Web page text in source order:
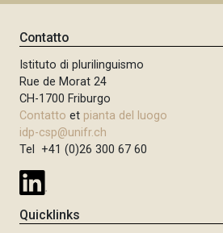
Contatto
Istituto di plurilinguismo
Rue de Morat 24
CH-1700 Friburgo
Contatto et pianta del luogo
idp-csp@unifr.ch
Tel +41 (0)26 300 67 60
Quicklinks